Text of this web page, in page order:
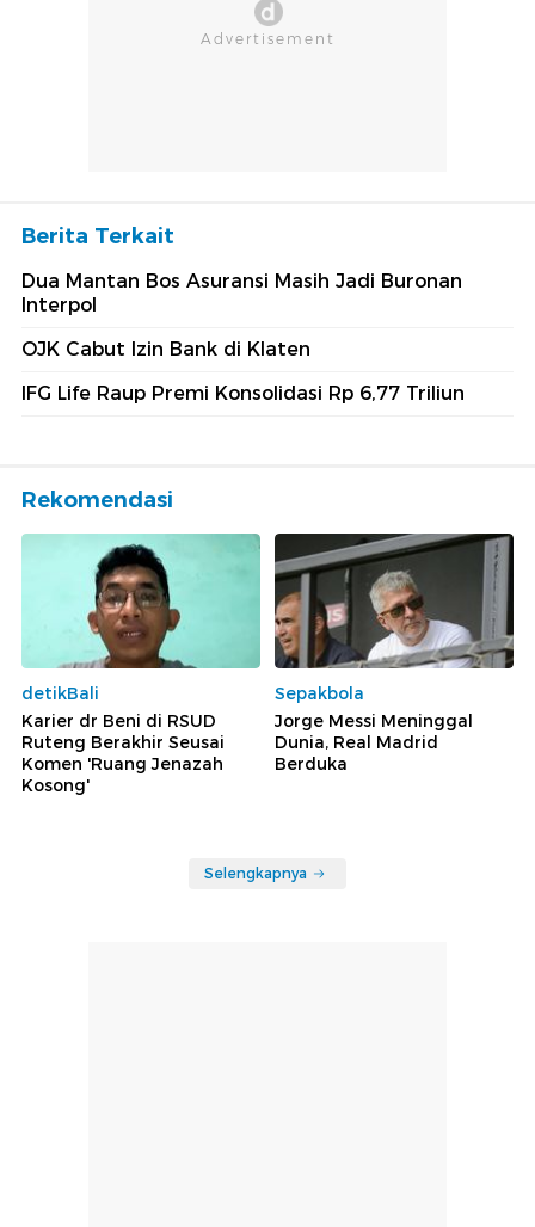
Berita Terkait
Dua Mantan Bos Asuransi Masih Jadi Buronan
Interpol
OJK Cabut Izin Bank di Klaten
IFG Life Raup Premi Konsolidasi Rp 6,77 Triliun
Rekomendasi
detikBali
Karier dr Beni di RSUD
Ruteng Berakhir Seusai
Komen 'Ruang Jenazah
Kosong'
Sepakbola
Jorge Messi Meninggal
Dunia, Real Madrid
Berduka
Selengkapnya